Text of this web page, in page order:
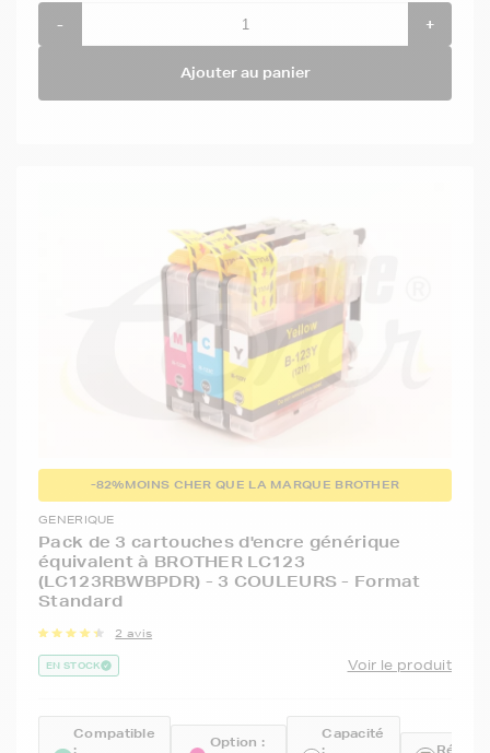
- +
Ajouter au panier
-82%MOINS CHER QUE LA MARQUE BROTHER
GENERIQUE
Pack de 3 cartouches d'encre générique
équivalent à BROTHER LC123
(LC123RBWBPDR) - 3 COULEURS - Format
Standard
2 avis
EN STOCK Voir le produit
Compatible
Option :
Capacité